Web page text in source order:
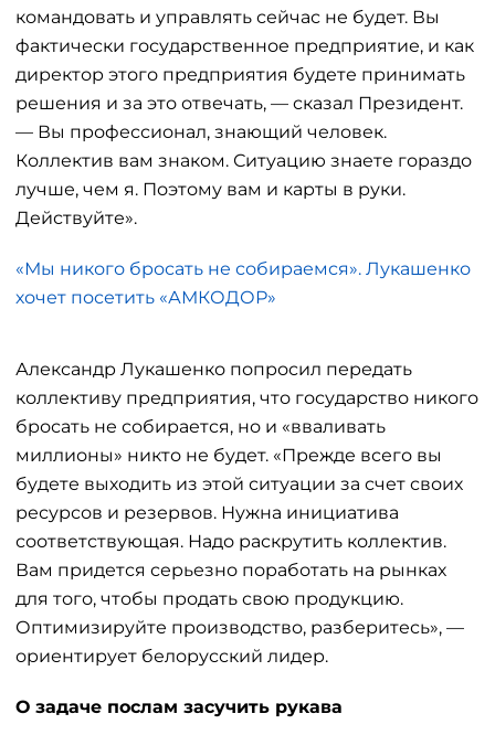
командовать и управлять сейчас не будет. Вы
фактически государственное предприятие, и как
директор этого предприятия будете принимать
решения и за это отвечать, — сказал Президент.
— Вы профессионал, знающий человек.
Коллектив вам знаком. Ситуацию знаете гораздо
лучше, чем я. Поэтому вам и карты в руки.
Действуйте».
«Мы никого бросать не собираемся». Лукашенко
хочет посетить «АМКОДОР»
Александр Лукашенко попросил передать
коллективу предприятия, что государство никого
бросать не собирается, но и «вваливать
миллионы» никто не будет. «Прежде всего вы
будете выходить из этой ситуации за счет своих
ресурсов и резервов. Нужна инициатива
соответствующая. Надо раскрутить коллектив.
Вам придется серьезно поработать на рынках
для того, чтобы продать свою продукцию.
Оптимизируйте производство, разберитесь», —
ориентирует белорусский лидер.
О задаче послам засучить рукава